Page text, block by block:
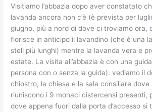
Visitiamo l’abbazia dopo aver constatato
lavanda ancora non c’è (è prevista per
giugno, più a nord di dove ci troviamo ora,
fiorisce in anticipo il lavandino (che è una
steli più lunghi) mentre la lavanda vera e
estate. La visita all’abbazia è con una
persona con o senza la guida): vediamo il
chiostro, la chiesa e la sala consiliare dove
riuniscono i 9 monaci cistercensi presenti,
dove appena fuori dalla porta d’accesso si